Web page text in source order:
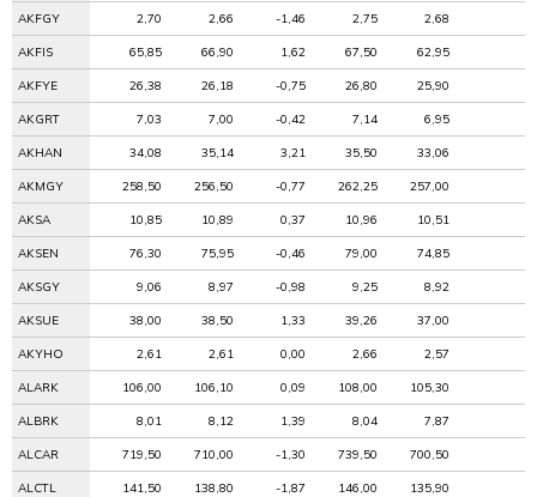
AKFGY 2,70 2,66 -1,46 2,75 2,68
AKFIS 65,85 66,90 1,62 67,50 62,95
AKFYE 26,38 26,18 -0,75 26,80 25,90
AKGRT 7,03 7,00 -0,42 7,14 6,95
AKHAN 34,08 35,14 3,21 35,50 33,06
AKMGY 258,50 256,50 -0,77 262,25 257,00
AKSA 10,85 10,89 0,37 10,96 10,51
AKSEN 76,30 75,95 -0,46 79,00 74,85
AKSGY 9,06 8,97 -0,98 9,25 8,92
AKSUE 38,00 38,50 1,33 39,26 37,00
AKYHO 2,61 2,61 0,00 2,66 2,57
ALARK 106,00 106,10 0,09 108,00 105,30
ALBRK 8,01 8,12 1,39 8,04 7,87
ALCAR 719,50 710,00 -1,30 739,50 700,50
ALCTL 141,50 138,80 -1,87 146,00 135,90